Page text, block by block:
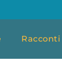
Racconti